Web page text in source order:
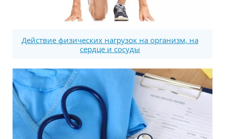
Действие физических нагрузок на организм, на
сердце и сосуды